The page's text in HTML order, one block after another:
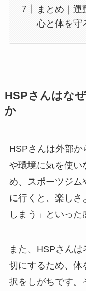
まとめ｜
心と体を守
HSPさんはな
か
HSPさんは外部
や環境に気を使い
め、スポーツジム
に行くと、楽しさ
しまう」といった
また、HSPさん
切にするため、体
択をしがちです。